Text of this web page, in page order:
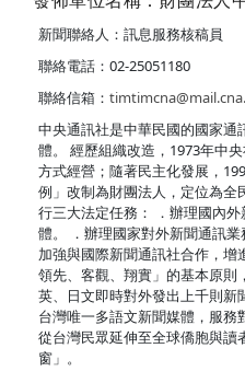
新聞聯絡人：訊息服務核稿員
聯絡電話：02-25051180
聯絡信箱：
中央通訊社是中華民國的國家
體。 經歷組織改造，1973年中
方式經營；隨著民主化發展，
例」改制為財團法人，定位為
行三大法定任務： ．辦理國內
體。 ．辦理國家對外新聞通訊
加強與國際新聞通訊社合作，增
領先、客觀、翔實」的基本原則
英、日文即時對外發出上千則新
台灣唯一多語文新聞媒體，服務
從台灣民眾延伸至全球僑胞與讀
窗」。